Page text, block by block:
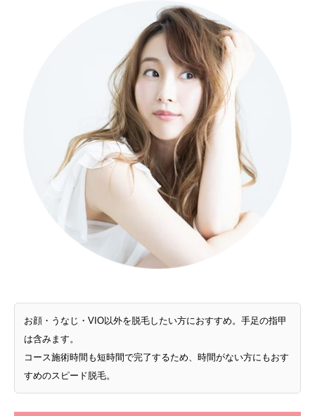
お顔・うなじ・VIO以外を脱毛したい方におすすめ。手足の指甲
は含みます。
コース施術時間も短時間で完了するため、時間がない方にもおす
すめのスピード脱毛。